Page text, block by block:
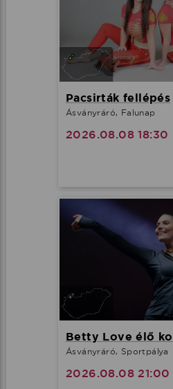
Pacsirták fellépés
Ásványráró, Falunap
2026.08.08 18:30
Betty Love élő
Ásványráró, Sportpálya
2026.08.08 21:00